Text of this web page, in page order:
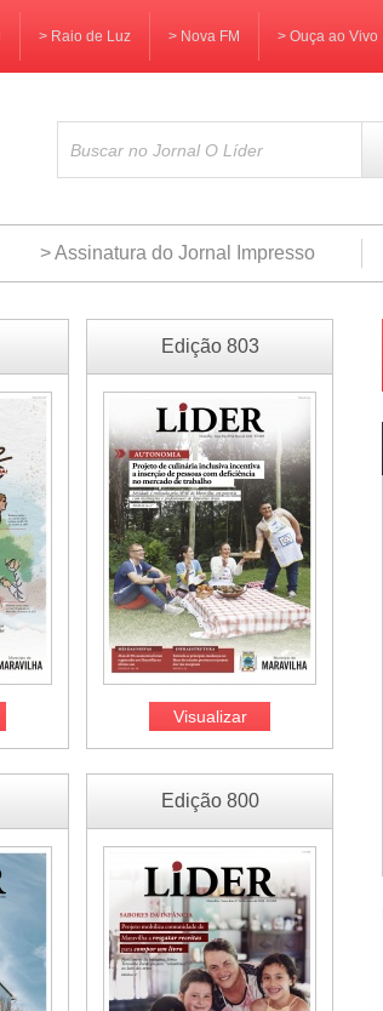
> Raio de Luz > Nova FM > Ouça ao Vivo
> Assinatura do Jornal Impresso
Edição 803
Visualizar
Edição 800